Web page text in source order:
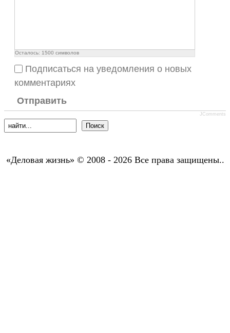
Осталось: 1500 символов
Подписаться на уведомления о новых
комментариях
Отправить
JComments
«Деловая жизнь» © 2008 - 2026 Все права защищены..